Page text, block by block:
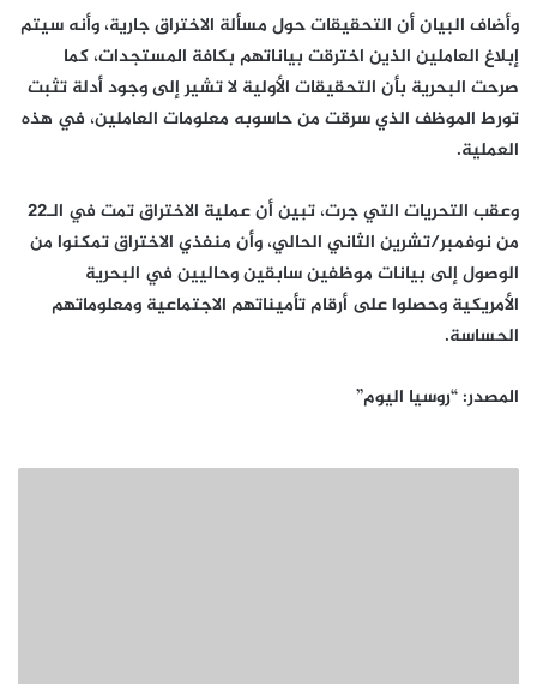
وأضاف البيان أن التحقيقات حول مسألة الاختراق جارية، وأنه سيتم
إبلاغ العاملين الذين اخترقت بياناتهم بكافة المستجدات، كما
صرحت البحرية بأن التحقيقات الأولية لا تشير إلى وجود أدلة تثبت
تورط الموظف الذي سرقت من حاسوبه معلومات العاملين، في هذه
العملية.
وعقب التحريات التي جرت، تبين أن عملية الاختراق تمت في الـ22
من نوفمبر/تشرين الثاني الحالي، وأن منفذي الاختراق تمكنوا من
الوصول إلى بيانات موظفين سابقين وحاليين في البحرية
الأمريكية وحصلوا على أرقام تأميناتهم الاجتماعية ومعلوماتهم
الحساسة.
المصدر: “روسيا اليوم”